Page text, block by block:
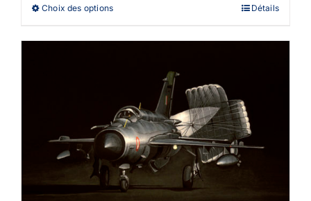
Choix des optionsCe
être
choisies
sur
la
page
du
produit
Détails